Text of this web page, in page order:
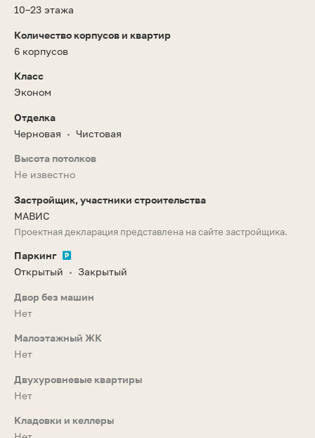
10–23 этажа
Количество корпусов и квартир
6 корпусов
Класс
Эконом
Отделка
Черновая
• Чистовая
Высота потолков
Не известно
Застройщик, участники строительства
МАВИС
Проектная декларация представлена на сайте застройщика.
Паркинг
Открытый
• Закрытый
Двор без машин
Нет
Малоэтажный ЖК
Нет
Двухуровневые квартиры
Нет
Кладовки и келлеры